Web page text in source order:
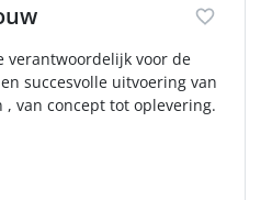
verantwoordelijk voor de
succesvolle uitvoering van
van concept tot oplevering.